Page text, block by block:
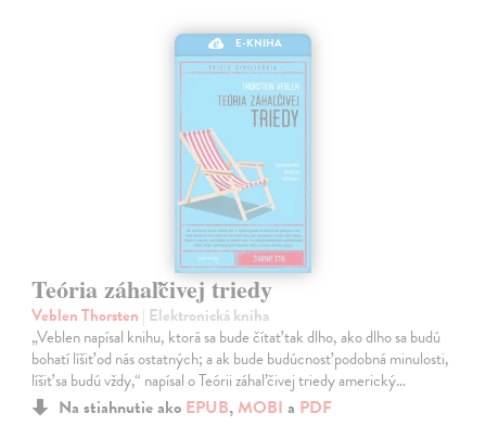
E-KNIHA
Teória záhaľčivej triedy
Veblen Thorsten | Elektronická kniha
„Veblen napísal knihu, ktorá sa bude čítať tak dlho, ako dlho sa budú
bohatí líšiť od nás ostatných; a ak bude budúcnosť podobná minulosti,
líšiť sa budú vždy,“ napísal o Teórii záhaľčivej triedy americký…
Na stiahnutie ako EPUB, MOBI a PDF